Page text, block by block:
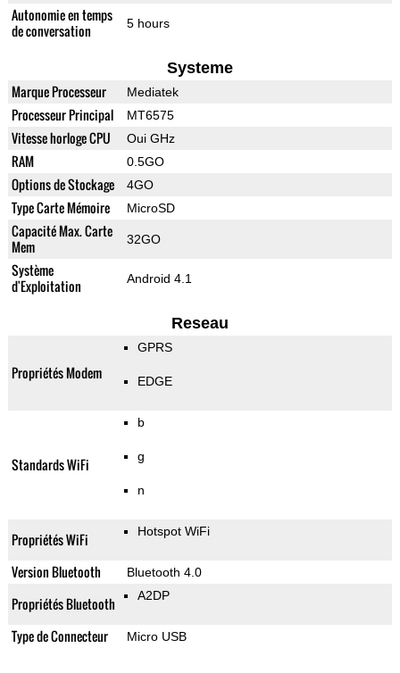
Autonomie en temps
de conversation
5 hours
Systeme
Marque Processeur Mediatek
Processeur Principal MT6575
Vitesse horloge CPU Oui GHz
RAM 0.5GO
Options de Stockage 4GO
Type Carte Mémoire MicroSD
Capacité Max. Carte
Mem
32GO
Système
d'Exploitation
Android 4.1
Reseau
Propriétés Modem
GPRS
EDGE
Standards WiFi
b
g
n
Propriétés WiFi Hotspot WiFi
Version Bluetooth Bluetooth 4.0
Propriétés Bluetooth A2DP
Type de Connecteur Micro USB